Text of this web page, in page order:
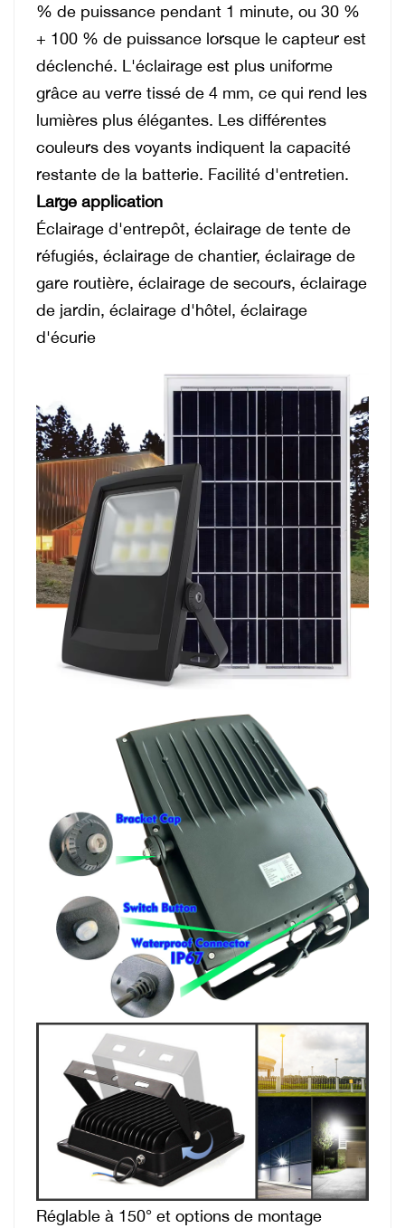
% de puissance pendant 1 minute, ou 30 %
+ 100 % de puissance lorsque le capteur est
déclenché. L'éclairage est plus uniforme
grâce au verre tissé de 4 mm, ce qui rend les
lumières plus élégantes. Les différentes
couleurs des voyants indiquent la capacité
restante de la batterie. Facilité d'entretien.
Large application
Éclairage d'entrepôt, éclairage de tente de
réfugiés, éclairage de chantier, éclairage de
gare routière, éclairage de secours, éclairage
de jardin, éclairage d'hôtel, éclairage
d'écurie
Réglable à 150° et options de montage